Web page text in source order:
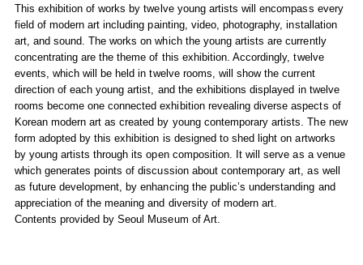
This exhibition of works by twelve young artists will encompass every
field of modern art including painting, video, photography, installation
art, and sound. The works on which the young artists are currently
concentrating are the theme of this exhibition. Accordingly, twelve
events, which will be held in twelve rooms, will show the current
direction of each young artist, and the exhibitions displayed in twelve
rooms become one connected exhibition revealing diverse aspects of
Korean modern art as created by young contemporary artists. The new
form adopted by this exhibition is designed to shed light on artworks
by young artists through its open composition. It will serve as a venue
which generates points of discussion about contemporary art, as well
as future development, by enhancing the public’s understanding and
appreciation of the meaning and diversity of modern art.
Contents provided by Seoul Museum of Art.